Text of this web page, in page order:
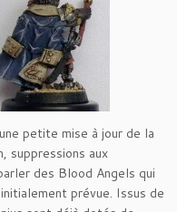
petite mise à jour de la
suppressions aux
des Blood Angels qui
prévue. Issus de